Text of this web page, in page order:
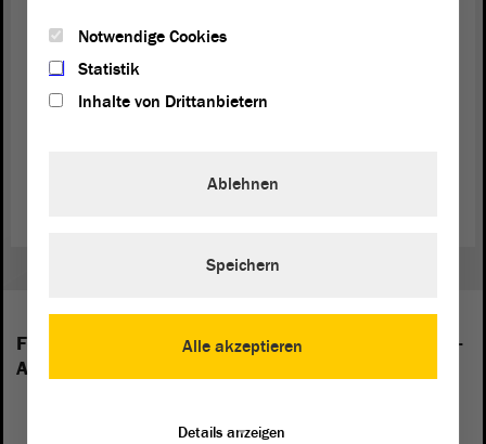
(Beifall bei den GRÜNEN)
Folgende Fraktionen sind im Landtag von Sachsen-
Anhalt vertreten:
Notwendige Cookies
Statistik
Inhalte von Drittanbietern
Alle akzeptieren
Ablehnen
Speichern
Details anzeigen